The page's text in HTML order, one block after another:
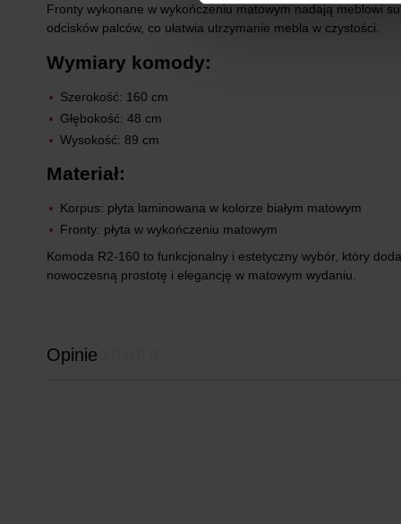
Fronty wykonane w wykończeniu matowym nadają meblowi
odcisków palców, co ułatwia utrzymanie mebla w czystości.
Wymiary komody:
Szerokość: 160 cm
Głębokość: 48 cm
Wysokość: 89 cm
Materiał:
Korpus: płyta laminowana w kolorze białym matowym
Fronty: płyta w wykończeniu matowym
Komoda R2-160 to funkcjonalny i estetyczny wybór, który
nowoczesną prostotę i elegancję w matowym wydaniu.
Opinie